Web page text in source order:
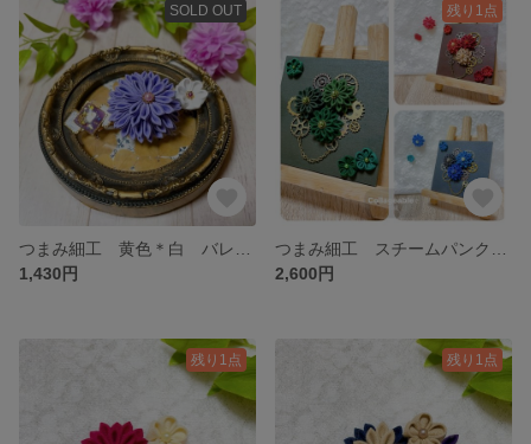
SOLD OUT
1,430円
残り1点
2,600円
残り1点 残り1点